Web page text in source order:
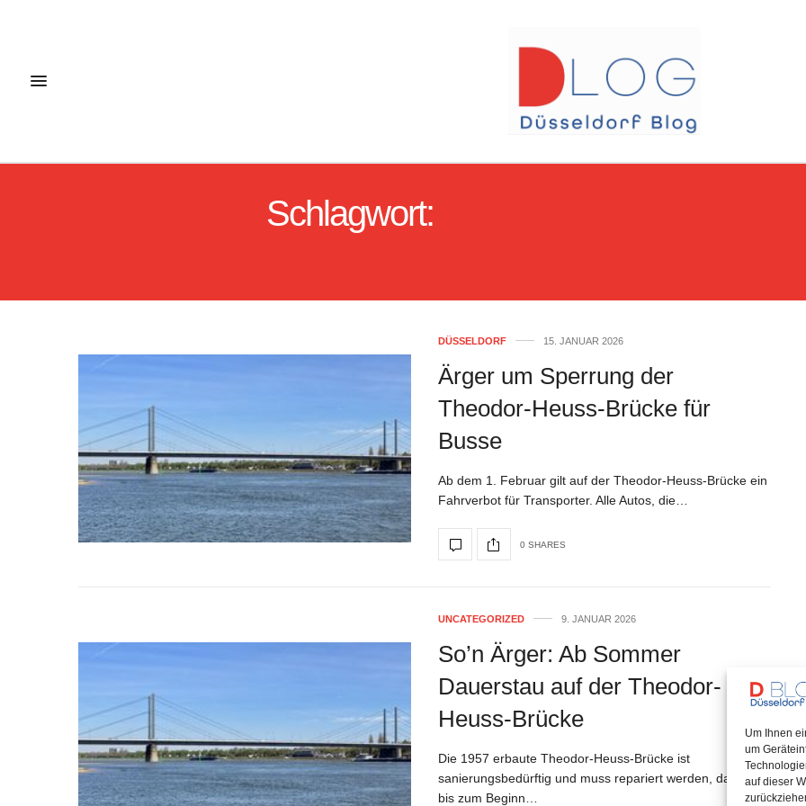
Um Ihnen
um
auf dieser
Schlagwort:
DÜSSELDORF 15. JANUAR 2026
Ärger um Sperrung der
Theodor-Heuss-Brücke für
Busse
Ab dem 1. Februar gilt auf der Theodor-Heuss-Brücke ein
Fahrverbot für Transporter. Alle Autos, die…
0 SHARES
UNCATEGORIZED 9. JANUAR 2026
So’n Ärger: Ab Sommer
Dauerstau auf der Theodor-
Heuss-Brücke
Die 1957 erbaute Theodor-Heuss-Brücke ist
sanierungsbedürftig und muss repariert werden, damit sie
bis zum Beginn…